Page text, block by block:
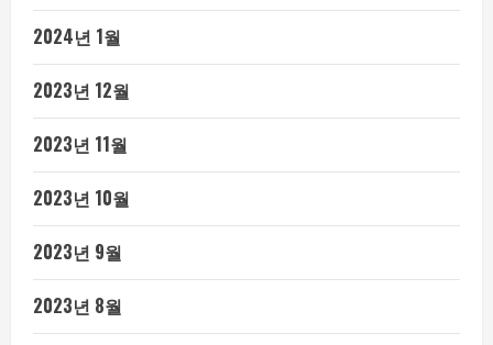
2024년 1월
2023년 12월
2023년 11월
2023년 10월
2023년 9월
2023년 8월